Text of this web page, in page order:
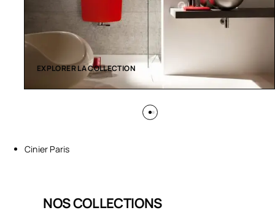
EXPLORER LA COLLECTION
Cinier Paris
NOS COLLECTIONS